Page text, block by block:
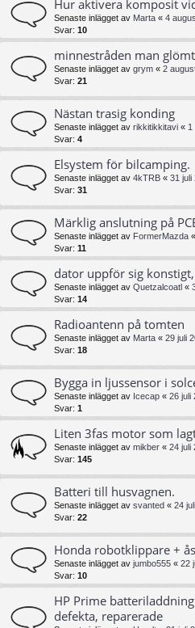
Hur aktivera komposit
Senaste inlägget av Marta « 4
Svar: 10
minnestråden man glömt
Senaste inlägget av grym « 2
Svar: 21
Nästan trasig konding
Senaste inlägget av rikkitikkitavi « 1
Svar: 4
Elsystem för bilcamping.
Senaste inlägget av 4kTRB « 31 juli
Svar: 31
Märklig anslutning på
Senaste inlägget av FormerMazda «
Svar: 11
dator uppför sig
Senaste inlägget av Quetzalcoatl «
Svar: 14
Radioantenn på tomten
Senaste inlägget av Marta « 29 juli
Svar: 18
Bygga in ljussensor i
Senaste inlägget av Icecap « 26 juli
Svar: 1
Liten 3fas motor som
Senaste inlägget av mikber « 24 juli
Svar: 145
Batteri till husvagnen.
Senaste inlägget av svanted « 24
Svar: 22
Honda robotklippare +
Senaste inlägget av jumbo555 « 22
Svar: 10
HP Prime
defekta, reparerade